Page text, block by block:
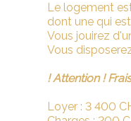
Le logement
dont une qui
Vous jouirez
Vous
! Attention !
Loyer : 3 400